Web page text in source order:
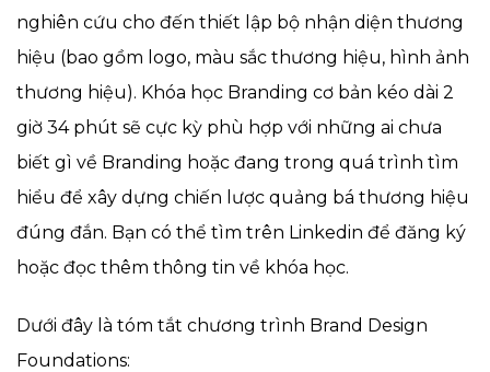
nghiên cứu cho đến thiết lập bộ nhận diện thương
hiệu (bao gồm logo, màu sắc thương hiệu, hình ảnh
thương hiệu). Khóa học Branding cơ bản kéo dài 2
giờ 34 phút sẽ cực kỳ phù hợp với những ai chưa
biết gì về Branding hoặc đang trong quá trình tìm
hiểu để xây dựng chiến lược quảng bá thương hiệu
đúng đắn. Bạn có thể tìm trên Linkedin để đăng ký
hoặc đọc thêm thông tin về khóa học.
Dưới đây là tóm tắt chương trình Brand Design
Foundations: